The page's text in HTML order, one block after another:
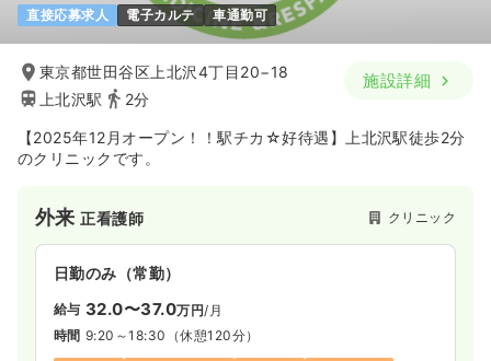
直接応募求人 電子カルテ 車通勤可
東京都世田谷区上北沢4丁目20−18
上北沢駅
2分
施設詳細
【2025年12月オープン！！駅チカ☆好待遇】上北沢駅徒歩2分
のクリニックです。
外来正看護師 クリニック
日勤のみ（常勤）
給与 32.0〜37.0万円/月
時間 9:20～18:30 （休憩120分）